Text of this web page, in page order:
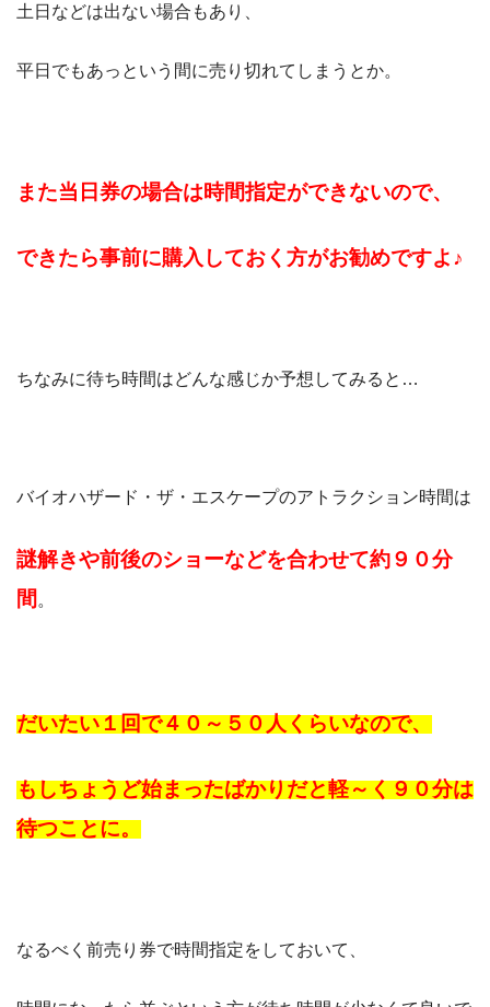
土日などは出ない場合もあり、
平日でもあっという間に売り切れてしまうとか。
また当日券の場合は時間指定ができないので、
できたら事前に購入しておく方がお勧めですよ♪
ちなみに待ち時間はどんな感じか予想してみると…
バイオハザード・ザ・エスケープのアトラクション時間は
謎解きや前後のショーなどを合わせて約９０分
間 。
だいたい１回で４０～５０人くらいなので、
もしちょうど始まったばかりだと軽～く９０分は
待つことに。
なるべく前売り券で時間指定をしておいて、